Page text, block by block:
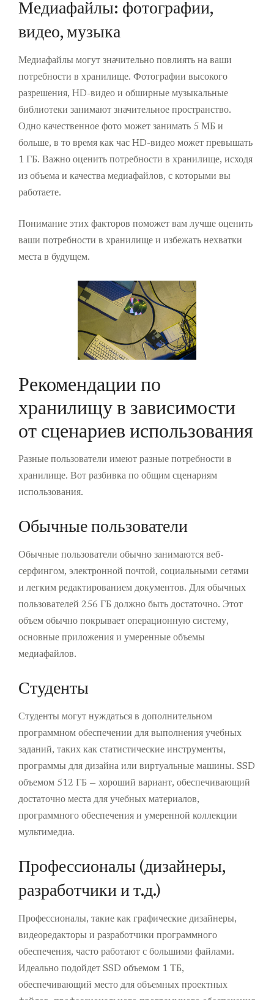
Медиафайлы: фотографии,
видео, музыка
Медиафайлы могут значительно повлиять на ваши
потребности в хранилище. Фотографии высокого
разрешения, HD-видео и обширные музыкальные
библиотеки занимают значительное пространство.
Одно качественное фото может занимать 5 МБ и
больше, в то время как час HD-видео может превышать
1 ГБ. Важно оценить потребности в хранилище, исходя
из объема и качества медиафайлов, с которыми вы
работаете.
Понимание этих факторов поможет вам лучше оценить
ваши потребности в хранилище и избежать нехватки
места в будущем.
Рекомендации по
хранилищу в зависимости
от сценариев использования
Разные пользователи имеют разные потребности в
хранилище. Вот разбивка по общим сценариям
использования.
Обычные пользователи
Обычные пользователи обычно занимаются веб-
серфингом, электронной почтой, социальными сетями
и легким редактированием документов. Для обычных
пользователей 256 ГБ должно быть достаточно. Этот
объем обычно покрывает операционную систему,
основные приложения и умеренные объемы
медиафайлов.
Студенты
Студенты могут нуждаться в дополнительном
программном обеспечении для выполнения учебных
заданий, таких как статистические инструменты,
программы для дизайна или виртуальные машины. SSD
объемом 512 ГБ — хороший вариант, обеспечивающий
достаточно места для учебных материалов,
программного обеспечения и умеренной коллекции
мультимедиа.
Профессионалы (дизайнеры,
разработчики и т.д.)
Профессионалы, такие как графические дизайнеры,
видеоредакторы и разработчики программного
обеспечения, часто работают с большими файлами.
Идеально подойдет SSD объемом 1 ТБ,
обеспечивающий место для объемных проектных